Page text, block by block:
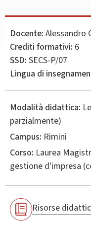
Docente: Alessandro
Crediti formativi: 6
SSD: SECS-P/07
Lingua di
Modalità didattica:
parzialmente)
Campus: Rimini
Corso: Laurea
gestione d'impresa
Risorse